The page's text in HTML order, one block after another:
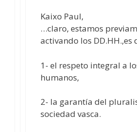
Kaixo Paul,
…claro, estamos
activando los DD.HH.,es
1- el respeto integral a
humanos,
2- la garantía del
sociedad vasca.